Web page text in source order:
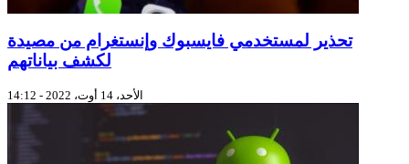
تحذير لمستخدمي فايسبوك وإنستغرام من مصيدة
لكشف بياناتهم
الأحد، 14 أوت، 2022 - 14:12